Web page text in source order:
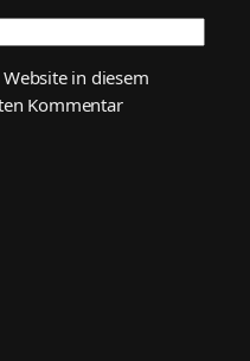
in diesem
Kommentar